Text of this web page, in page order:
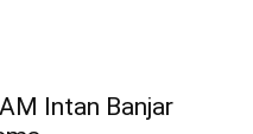
Intan Banjar